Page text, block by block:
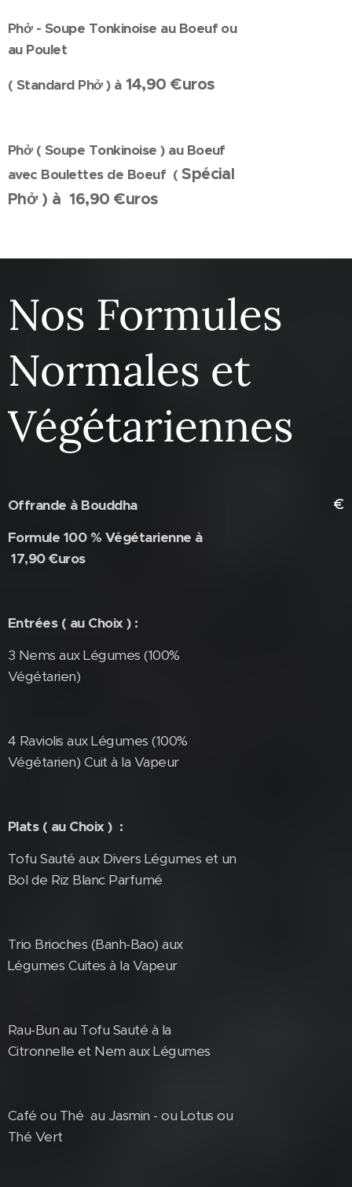
Phở - Soupe Tonkinoise au Boeuf ou
au Poulet
( Standard Phở ) à14,90 €uros
Phở ( Soupe Tonkinoise ) au Boeuf
avec Boulettes de Boeuf (Spécial
Phở ) à 16,90 €uros
Nos Formules
Normales et
Végétariennes
Offrande à Bouddha
Formule 100 % Végétarienne à
17,90 €uros
Entrées ( au Choix ) :
3 Nems aux Légumes (100%
Végétarien)
4 Raviolis aux Légumes (100%
Végétarien) Cuit à la Vapeur
Plats ( au Choix ) :
Tofu Sauté aux Divers Légumes et un
Bol de Riz Blanc Parfumé
Trio Brioches (Banh-Bao) aux
Légumes Cuites à la Vapeur
Rau-Bun au Tofu Sauté à la
Citronnelle et Nem aux Légumes
Café ou Thé au Jasmin - ou Lotus ou
Thé Vert
€